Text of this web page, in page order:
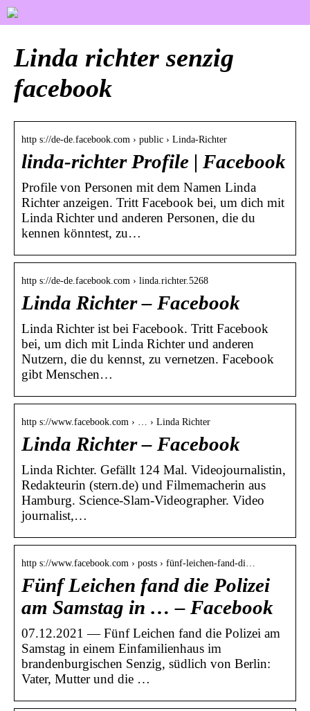
Linda richter senzig
facebook
http s://de-de.facebook.com › public › Linda-Richter
linda-richter Profile | Facebook
Profile von Personen mit dem Namen Linda
Richter anzeigen. Tritt Facebook bei, um dich mit
Linda Richter und anderen Personen, die du
kennen könntest, zu…
http s://de-de.facebook.com › linda.richter.5268
Linda Richter – Facebook
Linda Richter ist bei Facebook. Tritt Facebook
bei, um dich mit Linda Richter und anderen
Nutzern, die du kennst, zu vernetzen. Facebook
gibt Menschen…
http s://www.facebook.com › … › Linda Richter
Linda Richter – Facebook
Linda Richter. Gefällt 124 Mal. Videojournalistin,
Redakteurin (stern.de) und Filmemacherin aus
Hamburg. Science-Slam-Videographer. Video
journalist,…
http s://www.facebook.com › posts › fünf-leichen-fand-di…
Fünf Leichen fand die Polizei
am Samstag in … – Facebook
07.12.2021 — Fünf Leichen fand die Polizei am
Samstag in einem Einfamilienhaus im
brandenburgischen Senzig, südlich von Berlin:
Vater, Mutter und die …